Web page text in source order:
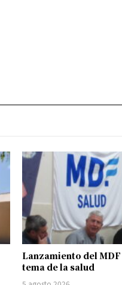
Lanzamiento del
tema de la salud